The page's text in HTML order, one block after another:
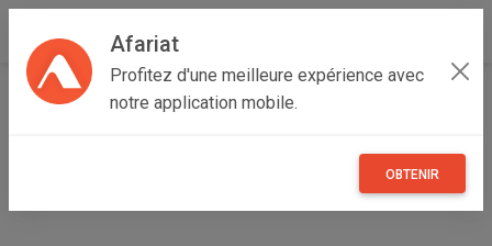
Afariat
Profitez d'une meilleure expérience avec
notre application mobile.
OBTENIR
Accueil Recherche Particulier